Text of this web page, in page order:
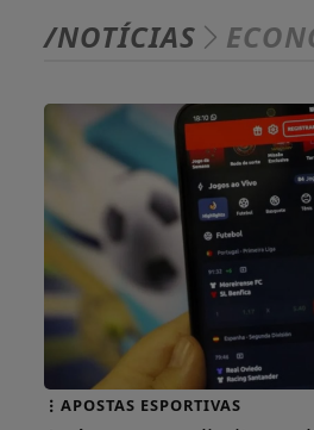
/NOTÍCIAS
APOSTAS ESPORTIVAS